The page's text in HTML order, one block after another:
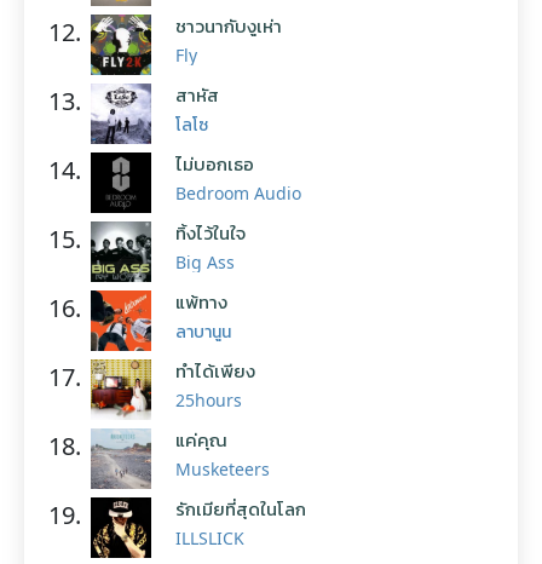
12. ชาวนากับงูเห่า
Fly
13. สาหัส
โลโซ
14. ไม่บอกเธอ
Bedroom Audio
15. ทิ้งไว้ในใจ
Big Ass
16. แพ้ทาง
ลาบานูน
17. ทำได้เพียง
25hours
18. แค่คุณ
Musketeers
19. รักเมียที่สุดในโลก
ILLSLICK